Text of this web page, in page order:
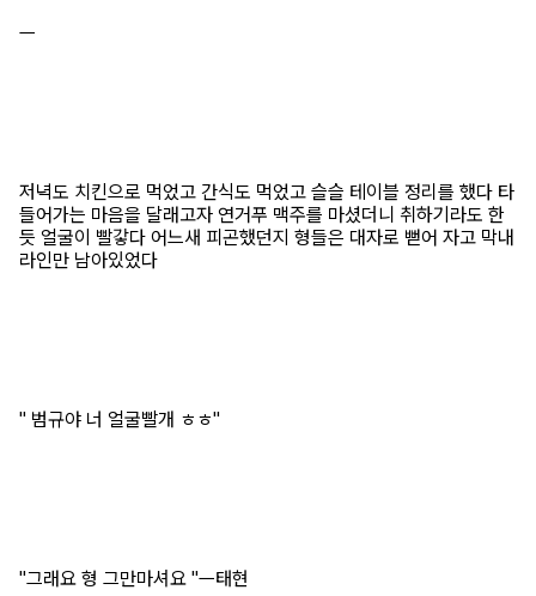
ㅡ
저녁도 치킨으로 먹었고 간식도 먹었고 슬슬 테이블 정리를 했다 타
들어가는 마음을 달래고자 연거푸 맥주를 마셨더니 취하기라도 한
듯 얼굴이 빨갛다 어느새 피곤했던지 형들은 대자로 뻗어 자고 막내
라인만 남아있었다
" 범규야 너 얼굴빨개 ㅎㅎ"
"그래요 형 그만마셔요 "ㅡ태현